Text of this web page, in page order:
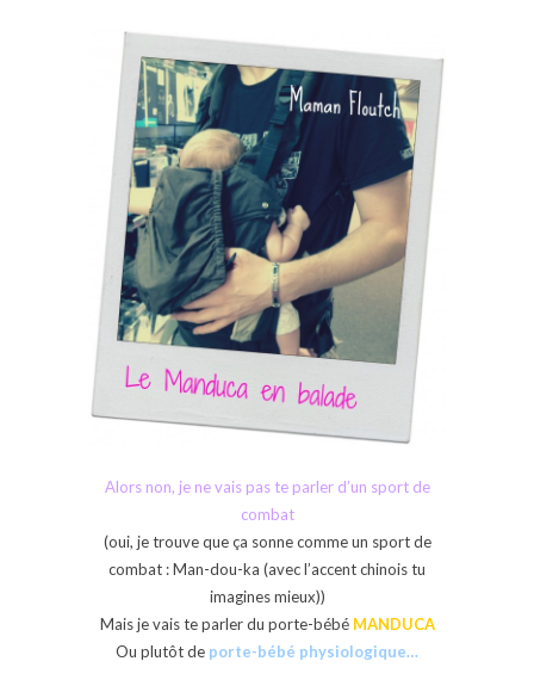
Alors non, je ne vais pas te parler d’un sport de
combat
(oui, je trouve que ça sonne comme un sport de
combat : Man-dou-ka (avec l’accent chinois tu
imagines mieux))
Mais je vais te parler du porte-bébé MANDUCA
Ou plutôt de porte-bébé physiologique…